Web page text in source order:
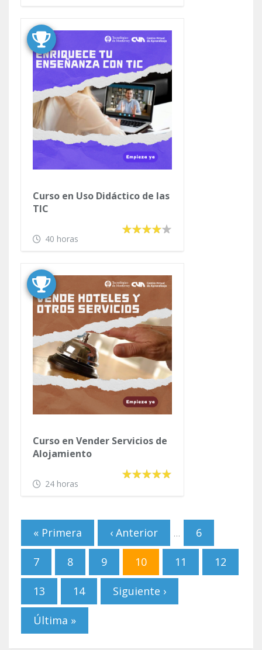
Curso en Uso Didáctico de las
TIC
40 horas
Curso en Vender Servicios de
Alojamiento
24 horas
Páginas
« Primera ‹ Anterior … 6
7 8 9 10 11 12
13 14 Siguiente ›
Última »